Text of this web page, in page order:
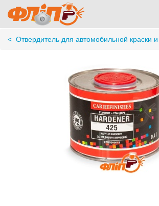
< Отвердитель для автомобильной краски и